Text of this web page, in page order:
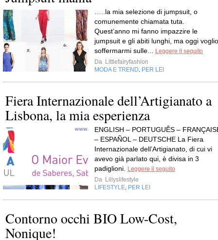
…..la mia selezione di jumpsuit, o
comunemente chiamata tuta.
Quest’anno mi fanno impazzire le
jumpsuit e gli abiti lunghi, ma oggi voglio
soffermarmi sulle...
Leggere il seguito
Da Littlefairyfashion
MODA E TREND
PER LEI
Fiera Internazionale dell’Artigianato a
Lisbona, la mia esperienza
ENGLISH – PORTUGUÊS –
– ESPAÑOL – DEUTSCHE La Fiera
Internazionale dell’Artigianato, di cui vi
avevo già parlato qui, è divisa in 3
padiglioni.
Leggere il seguito
Da Lillyslifestyle
LIFESTYLE PER LEI
Contorno occhi BIO Low-Cost,
Nonique!